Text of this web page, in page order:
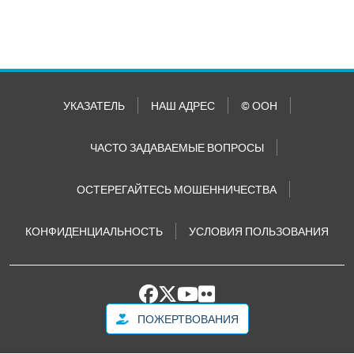
УКАЗАТЕЛЬ НАШ АДРЕС © ООН
ЧАСТО ЗАДАВАЕМЫЕ ВОПРОСЫ
ОСТЕРЕГАЙТЕСЬ МОШЕННИЧЕСТВА
КОНФИДЕНЦИАЛЬНОСТЬ УСЛОВИЯ ПОЛЬЗОВАНИЯ
ПОЖЕРТВОВАНИЯ